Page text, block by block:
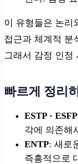
이 유형들은 논리
접근과 체계적 분
그래서 감정 인정
빠르게 정리
ESTP · ESFP
각에 의존해
ENTP: 새로
즉흥적으로